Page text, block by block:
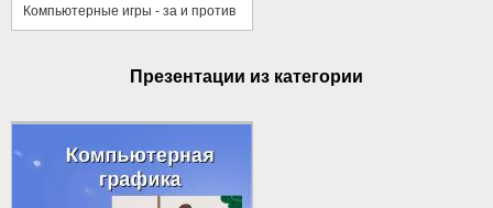
Компьютерные игры - за и против
Презентации из категории